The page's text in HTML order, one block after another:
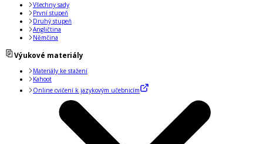
Všechny sady
První stupeň
Druhý stupeň
Angličtina
Němčina
Výukové materiály
Materiály ke stažení
Kahoot
Online cvičení k jazykovým učebnicím